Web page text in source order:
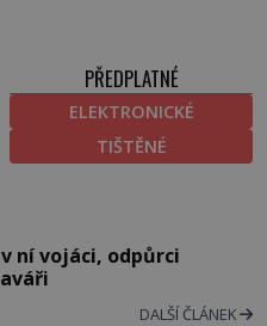
PŘEDPLATNÉ
ELEKTRONICKÉ
TIŠTĚNÉ
ní vojáci, odpůrci
DALŠÍ ČLÁNEK